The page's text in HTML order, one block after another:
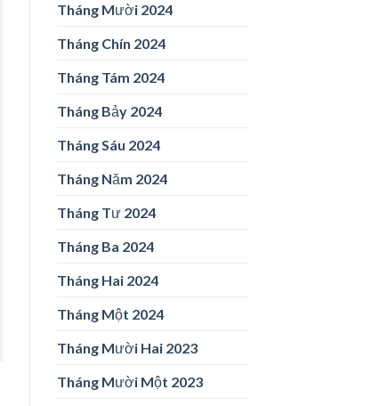
Tháng Mười 2024
Tháng Chín 2024
Tháng Tám 2024
Tháng Bảy 2024
Tháng Sáu 2024
Tháng Năm 2024
Tháng Tư 2024
Tháng Ba 2024
Tháng Hai 2024
Tháng Một 2024
Tháng Mười Hai 2023
Tháng Mười Một 2023